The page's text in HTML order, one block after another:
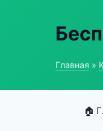
Главная »
🏠